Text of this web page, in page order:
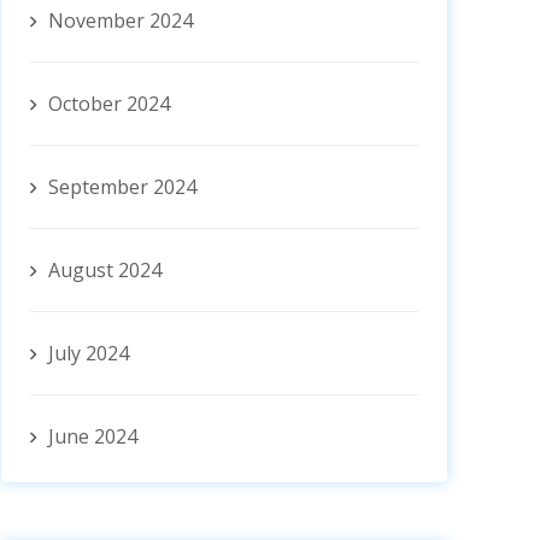
November 2024
October 2024
September 2024
August 2024
July 2024
June 2024